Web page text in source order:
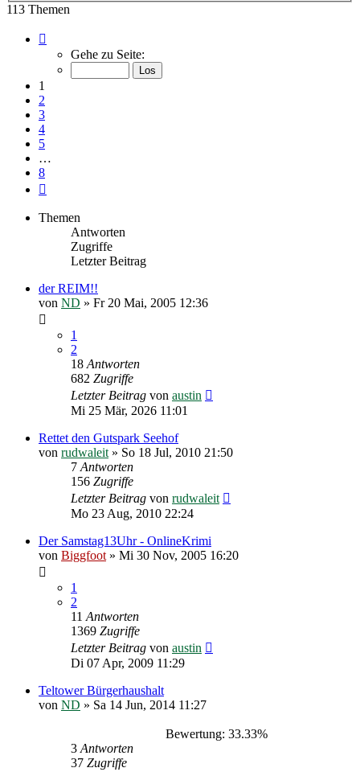
113 Themen
von
Gehe zu Seite:
1
2
3
4
5
…
8
Themen
Antworten
Zugriffe
Letzter Beitrag
der REIM!!
von ND » Fr 20 Mai, 2005 12:36
1
2
18Antworten
682 Zugriffe
Letzter Beitrag von austin
Mi 25 Mär, 2026 11:01
Rettet den Gutspark Seehof
von rudwaleit» So 18 Jul, 2010 21:50
7Antworten
156 Zugriffe
Letzter Beitrag von rudwaleit
Mo 23 Aug, 2010 22:24
Der Samstag13Uhr - OnlineKrimi
von Biggfoot» Mi 30 Nov, 2005 16:20
1
2
11Antworten
1369 Zugriffe
Letzter Beitrag von austin
Di 07 Apr, 2009 11:29
Teltower Bürgerhaushalt
von ND » Sa 14 Jun, 2014 11:27
Bewertung: 33.33%
3Antworten
37 Zugriffe